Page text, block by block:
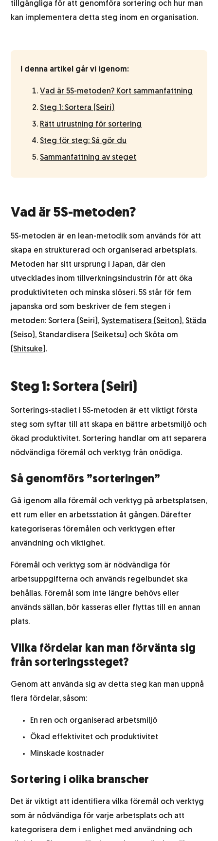
tillgängliga för att genomföra sortering och hur man
kan implementera detta steg inom en organisation.
I denna artikel går vi igenom:
Vad är 5S-metoden? Kort sammanfattning
Steg 1: Sortera (Seiri)
Rätt utrustning för sortering
Steg för steg: Så gör du
Sammanfattning av steget
Vad är 5S-metoden?
5S-metoden är en lean-metodik som används för att
skapa en strukturerad och organiserad arbetsplats.
Metoden har sitt ursprung i Japan, där den
utvecklades inom tillverkningsindustrin för att öka
produktiviteten och minska slöseri. 5S står för fem
japanska ord som beskriver de fem stegen i
metoden: Sortera (Seiri),Systematisera (Seiton),Städa
(Seiso),Standardisera (Seiketsu) ochSköta om
(Shitsuke).
Steg 1: Sortera (Seiri)
Sorterings-stadiet i 5S-metoden är ett viktigt första
steg som syftar till att skapa en bättre arbetsmiljö och
ökad produktivitet. Sortering handlar om att separera
nödvändiga föremål och verktyg från onödiga.
Så genomförs ”sorteringen”
Gå igenom alla föremål och verktyg på arbetsplatsen,
ett rum eller en arbetsstation åt gången. Därefter
kategoriseras föremålen och verktygen efter
användning och viktighet.
Föremål och verktyg som är nödvändiga för
arbetsuppgifterna och används regelbundet ska
behållas. Föremål som inte längre behövs eller
används sällan, bör kasseras eller flyttas till en annan
plats.
Vilka fördelar kan man förvänta sig
från sorteringssteget?
Genom att använda sig av detta steg kan man uppnå
flera fördelar, såsom:
En ren och organiserad arbetsmiljö
Ökad effektivitet och produktivitet
Minskade kostnader
Sortering i olika branscher
Det är viktigt att identifiera vilka föremål och verktyg
som är nödvändiga för varje arbetsplats och att
kategorisera dem i enlighet med användning och
Kundundersökning